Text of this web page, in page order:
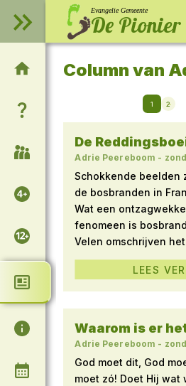
Evangelie Gemeente
De Pionier
Column van
1 2
De
Adrie Peereboom -
Schokkende beelden
de bosbranden in
Wat een
fenomeen is
Velen omschrijven
LEES
Waarom is er
Adrie Peereboom -
God moet dit, God
moet zó! Doet Hij wat
Welkom op onze website!
Samenkomsten
Voor de kinderen
Voor de tieners
Column van Adrie
Algemene informatie
Agenda